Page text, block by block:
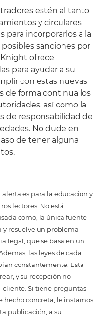
estén al tanto
y circulares
para incorporarlos a la
sanciones por
ofrece
para ayudar a su
con estas nuevas
de forma continua los
así como la
de responsabilidad de
No dude en
de tener alguna
es para la educación y
lectores. No está
como, la única fuente
y resuelve un problema
legal, que se basa en un
las leyes de cada
constantemente. Esta
y su recepción no
Si tiene preguntas
hecho concreta, le instamos
publicación, a su